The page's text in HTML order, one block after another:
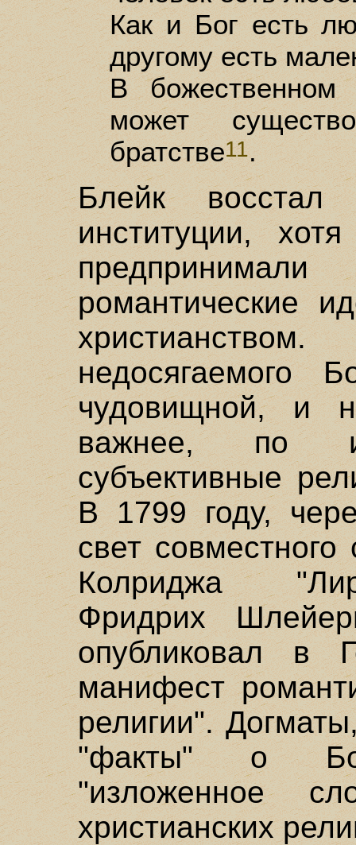
Как и Бог есть
другому есть
В
может
братстве11.
Блейк
институции,
предпринимали
романтические
недосягаемого
чудовищной, и
важнее, по
субъективные
В 1799 году,
свет
Колриджа
Фридрих
опубликовал в
манифест
религии".
"факты" о
"изложенное
христианских